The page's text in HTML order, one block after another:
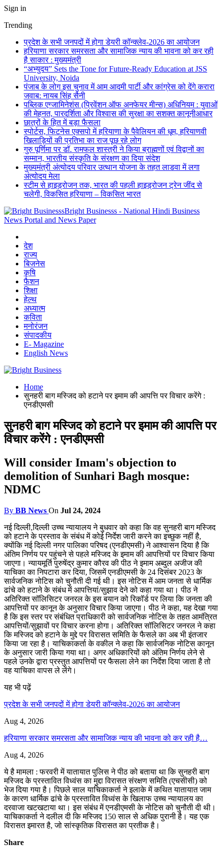
Sign in
Trending
प्रदेश के सभी जनपदों में होगा डेयरी कॉन्क्लेव-2026 का आयोजन
हरियाणा सरकार समरसता और सामाजिक न्याय की भावना को कर रही
है साकार : मुख्यमंत्री
“अभ्युदय” Sets the Tone for Future-Ready Education at JSS
University, Noida
पंजाब के लोग इस चुनाव में आम आदमी पार्टी और कांग्रेस को देंगे करारा
जवाब: नायब सिंह सैनी
पब्लिक एग्जामिनेशंस (प्रिवेंशन ऑफ अनफेयर मीन्स) अधिनियम : युवाओं
की मेहनत, पारदर्शिता और विश्वास की सुरक्षा का सशक्त कानूनीआधार
छात्रों के हित में बड़ा फैसला
स्पोर्टस, फिटनेस एक्सपो में हरियाणा के पैवेलियन की धूम, हरियाणवी
खिलाड़ियों की प्रतिभा का राज पूछ रहे लोग
गुरु पूर्णिमा पर डॉ. रामफल शास्त्री ने किया ब्राह्मणों एवं विद्वानों का
सम्मान, भारतीय संस्कृति के संरक्षण का दिया संदेश
मुख्यमंत्री अंत्योदय परिवार उत्थान योजना के तहत लाडवा में लगा
अंत्योदय मेला
स्टीम से हाइड्रोजन तक, भारत की पहली हाइड्रोजन ट्रेन जींद से
चलेगी, विकसित हरियाणा – विकसित भारत
Bright Businesss - National Hindi Business
News Portal and News Paper
देश
राज्य
बिजनेस
कृषि
फैशन
शिक्षा
हेल्थ
अध्यात्म
कविता
मनोरंजन
संपादकीय
E- Magazine
English News
Home
सुनहरी बाग मस्जिद को हटाने पर इमाम की आपत्ति पर विचार करेंगे :
एनडीएमसी
सुनहरी बाग मस्जिद को हटाने पर इमाम की आपत्ति पर
विचार करेंगे : एनडीएमसी
Will consider Imam's objection to
demolition of Sunhari Bagh mosque:
NDMC
By BB News On Jul 24, 2024
नई दिल्ली,दिल्ली उच्च न्यायालय ने बुधवार को कहा कि वह सुनहरी बाग मस्जिद
को हटाने के प्रस्ताव के संबंध में कोई निर्देश जारी करने का इच्छुक नहीं है,
क्योंकि नई दिल्ली नगर पालिका परिषद (एनडीएमसी) ने आश्वासन दिया है कि
अंतिम निर्णय पर पहुंचने से पहले मस्जिद के इमाम की आपत्तियों पर विचार किया
जाएगा। न्यायमूर्ति पुरुषेंद्र कुमार कौरव की पीठ ने इमाम अब्दुल अजीज की
याचिका का निपटारा कर दिया, जिसमें एनडीएमसी के 24 दिसंबर 2023 के
सार्वजनिक नोटिस को चुनौती दी गई थी। इस नोटिस में आम जनता से धार्मिक
ढांचे को हटाने के संबंध में आपत्तियां/सुझाव देने को कहा गया था। पीठ ने
अतिरिक्त सॉलिसिटर जनरल के इस बयान को रिकॉर्ड पर लिया कि जनता की
आपत्तियों पर कानून के अनुसार विचार किया जाएगा। पीठ ने कहा, यह देखा गया
है कि इस स्तर पर संबंधित प्राधिकारी को सार्वजनिक नोटिस के तहत आमंत्रित
आपत्तियों/सुझावों पर विचार करना होगा। अतिरिक्त सॉलिसिटर जनरल ने कहा
कि मस्जिद को हटाने के मुद्दे पर विरासत समिति के फैसले का अब भी इंतजार
किया जा रहा है। याचिकाकर्ता के वकील ने कहा कि सार्वजनिक नोटिस कानून
के अनुसार जारी किया गया था। अगर अधिकारियों को अंतिम निर्णय लेने से
पहले उनके द्वारा प्रस्तुत आपत्तियों पर फैसला लेने का निर्देश दिया जाता है तो
वह याचिका वापस ले लेंगे।
यह भी पढ़ें
प्रदेश के सभी जनपदों में होगा डेयरी कॉन्क्लेव-2026 का आयोजन
Aug 4, 2026
हरियाणा सरकार समरसता और सामाजिक न्याय की भावना को कर रही है…
Aug 4, 2026
ये है मामला : फरवरी में यातायात पुलिस ने पीठ को बताया था कि सुनहरी बाग
मस्जिद के प्रस्तावित विध्वंस का मुद्दा विरासत संरक्षण समिति (एचसीसी) को
भेज दिया गया है। पिछले साल याचिकाकर्ता ने इलाके में कथित यातायात जाम
के कारण धार्मिक ढांचे के प्रस्तावित विध्वंस के खिलाफ उच्च न्यायालय का
दरवाजा खटखटाया था। इस संबंध में एनडीएमसी के नोटिस को चुनौती दी थी।
याचिकाकर्ता ने दलील दी कि मस्जिद 150 साल से अधिक पुरानी है। यह एक
विरासत इमारत है, जो सांस्कृतिक विरासत का प्रतीक है।
Share